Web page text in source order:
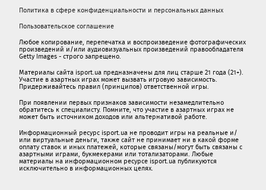
Политика в сфере конфиденциальности и персональных данных
Пользовательское соглашение
Любое копирование, перепечатка и воспроизведение фотографических
произведений и/или аудиовизуальных произведений правообладателя
Getty Images - строго запрещено.
Материалы сайта isport.ua предназначены для лиц старше 21 года (21+).
Участие в азартных играх может вызвать игровую зависимость.
Придерживайтесь правил (принципов) ответственной игры.
При появлении первых признаков зависимости незамедлительно
обратитесь к специалисту. Помните, что участие в азартных играх не
может быть источником доходов или альтернативой работе.
Информационный ресурс isport.ua не проводит игры на реальные и/
или виртуальные деньги, также сайт не принимает ни в какой форме
oплaту ставок и иных платежей, которые связаны/могут быть связаны c
азартными игрaми, букмекерами или тотализаторами. Любые
материалы на информационном ресурсе isport.ua публикуютcя
исключительно в информационных целях.